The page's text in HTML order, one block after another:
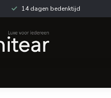
14 dagen bedenktijd